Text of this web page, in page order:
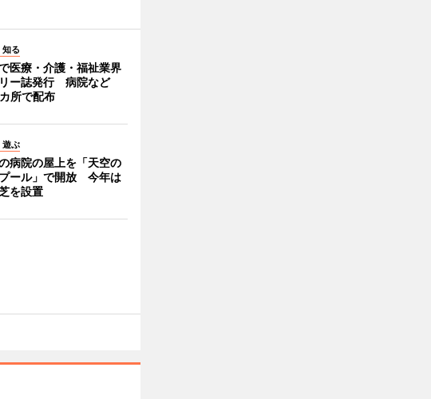
知る
医療・介護・福祉業界
ー誌発行 病院など
所で配布
遊ぶ
病院の屋上を「天空の
ール」で開放 今年は
を設置